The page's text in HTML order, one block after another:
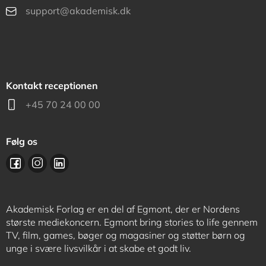
support@akademisk.dk
Kontakt receptionen
+45 70 24 00 00
Følg os
Akademisk Forlag er en del af Egmont, der er Nordens
største mediekoncern. Egmont bring stories to life gennem
TV, film, games, bøger og magasiner og støtter børn og
unge i svære livsvilkår i at skabe et godt liv.